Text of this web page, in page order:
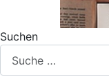
Suchen